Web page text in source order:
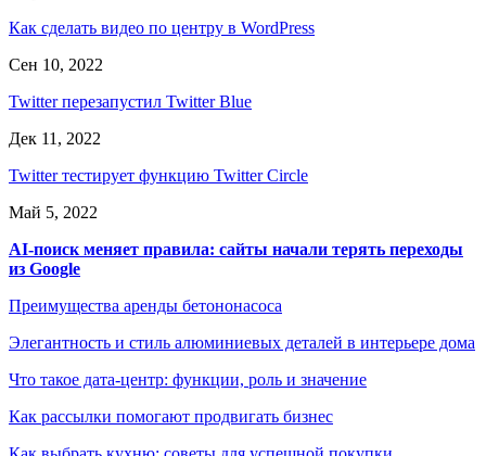
Как сделать видео по центру в WordPress
Сен 10, 2022
Twitter перезапустил Twitter Blue
Дек 11, 2022
Twitter тестирует функцию Twitter Circle
Май 5, 2022
AI-поиск меняет правила: сайты начали терять переходы
из Google
Преимущества аренды бетононасоса
Элегантность и стиль алюминиевых деталей в интерьере дома
Что такое дата-центр: функции, роль и значение
Как рассылки помогают продвигать бизнес